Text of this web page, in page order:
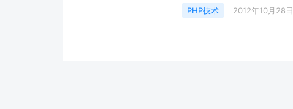
PHP技术 2012年10月28日